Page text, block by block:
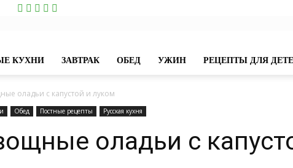
КУХНИ ЗАВТРАК ОБЕД УЖИН РЕЦЕПТЫ ДЛЯ
оладьи с капустой и луком
Обед Постные рецепты Русская кухня
оладьи с